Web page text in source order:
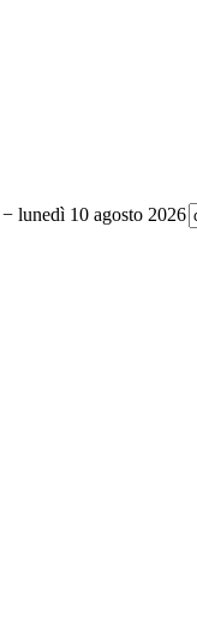
lunedì 10 agosto 2026